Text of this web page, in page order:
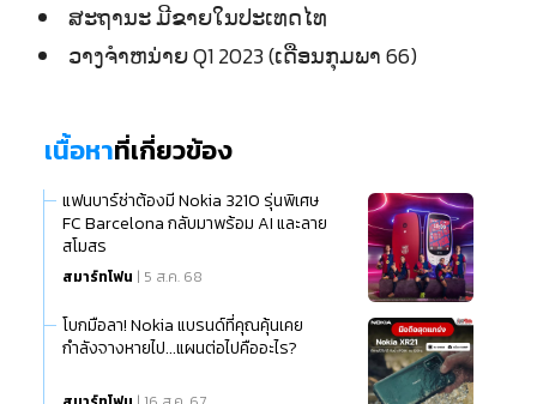
ສະຖານະ ມີຂາຍໃນປະເທດໄທ
ວາງຈຳຫນ່າຍ Q1 2023 (ເດືອນກຸມພາ 66)
เนื้อหาที่เกี่ยวข้อง
แฟนบาร์ซ่าต้องมี Nokia 3210 รุ่นพิเศษ
FC Barcelona กลับมาพร้อม AI และลาย
สโมสร
สมาร์ทโฟน | 5 ส.ค. 68
โบกมือลา! Nokia แบรนด์ที่คุณคุ้นเคย
กำลังจางหายไป...แผนต่อไปคืออะไร?